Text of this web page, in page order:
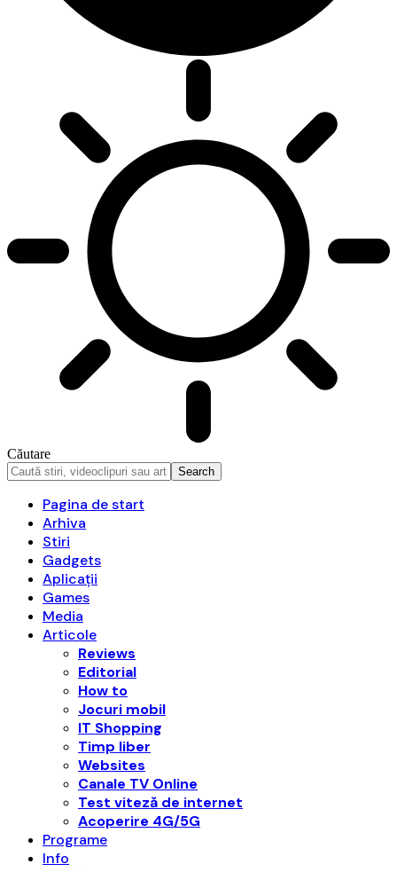
Căutare
Pagina de start
Arhiva
Stiri
Gadgets
Aplicații
Games
Media
Articole
Reviews
Editorial
How to
Jocuri mobil
IT Shopping
Timp liber
Websites
Canale TV Online
Test viteză de internet
Acoperire 4G/5G
Programe
Info